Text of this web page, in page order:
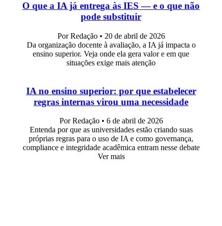
O que a IA já entrega às IES — e o que não
pode substituir
Por Redação • 20 de abril de 2026
Da organização docente à avaliação, a IA já impacta o
ensino superior. Veja onde ela gera valor e em que
situações exige mais atenção
IA no ensino superior: por que estabelecer
regras internas virou uma necessidade
Por Redação • 6 de abril de 2026
Entenda por que as universidades estão criando suas
próprias regras para o uso de IA e como governança,
compliance e integridade acadêmica entram nesse debate
Ver mais